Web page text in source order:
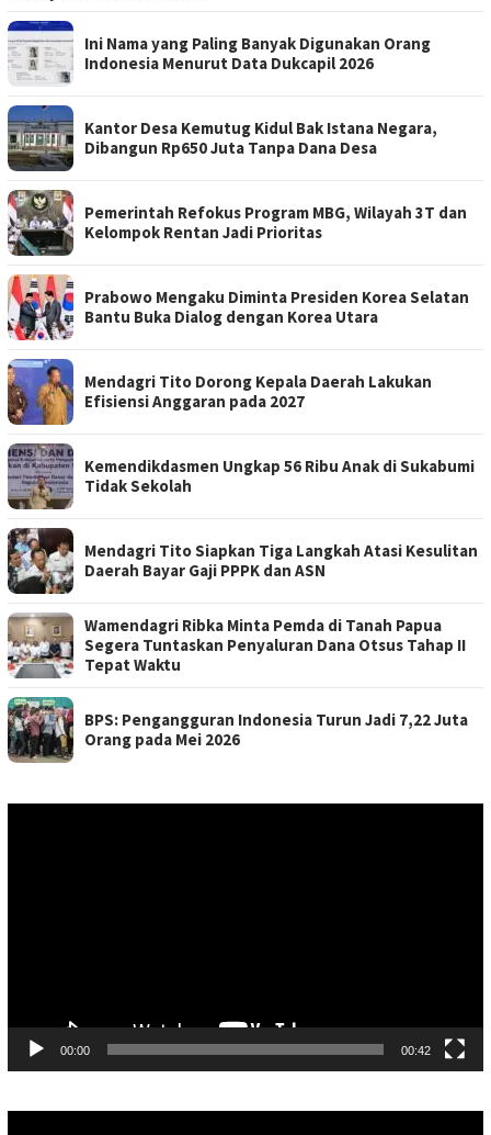
Ini Nama yang Paling Banyak Digunakan Orang
Indonesia Menurut Data Dukcapil 2026
Kantor Desa Kemutug Kidul Bak Istana Negara,
Dibangun Rp650 Juta Tanpa Dana Desa
Pemerintah Refokus Program MBG, Wilayah 3T dan
Kelompok Rentan Jadi Prioritas
Prabowo Mengaku Diminta Presiden Korea Selatan
Bantu Buka Dialog dengan Korea Utara
Mendagri Tito Dorong Kepala Daerah Lakukan
Efisiensi Anggaran pada 2027
Kemendikdasmen Ungkap 56 Ribu Anak di Sukabumi
Tidak Sekolah
Mendagri Tito Siapkan Tiga Langkah Atasi Kesulitan
Daerah Bayar Gaji PPPK dan ASN
Wamendagri Ribka Minta Pemda di Tanah Papua
Segera Tuntaskan Penyaluran Dana Otsus Tahap II
Tepat Waktu
BPS: Pengangguran Indonesia Turun Jadi 7,22 Juta
Orang pada Mei 2026
00:00 00:42